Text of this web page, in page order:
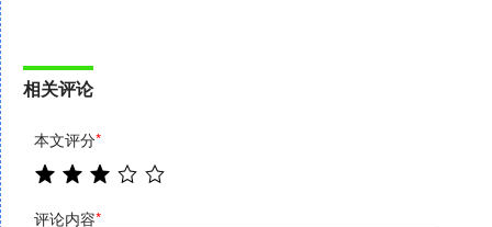
相关评论
本文评分*
评论内容*